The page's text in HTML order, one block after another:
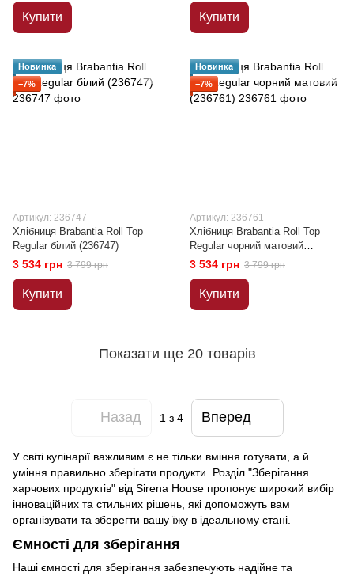
Купити Купити
Новинка
−7%
Артикул: 236747
Хлібниця Brabantia Roll Top
Regular білий (236747)
3 534 грн 3 799 грн
Купити
Новинка
−7%
Артикул: 236761
Хлібниця Brabantia Roll Top
Regular чорний матовий
(236761)
3 534 грн 3 799 грн
Купити
Показати ще 20 товарів
Назад 1 з 4 Вперед
У світі кулінарії важливим є не тільки вміння готувати, а й
уміння правильно зберігати продукти. Розділ "Зберігання
харчових продуктів" від Sirena House пропонує широкий вибір
інноваційних та стильних рішень, які допоможуть вам
організувати та зберегти вашу їжу в ідеальному стані.
Ємності для зберігання
Наші ємності для зберігання забезпечують надійне та